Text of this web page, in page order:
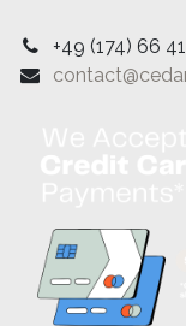
+49 (174) 66